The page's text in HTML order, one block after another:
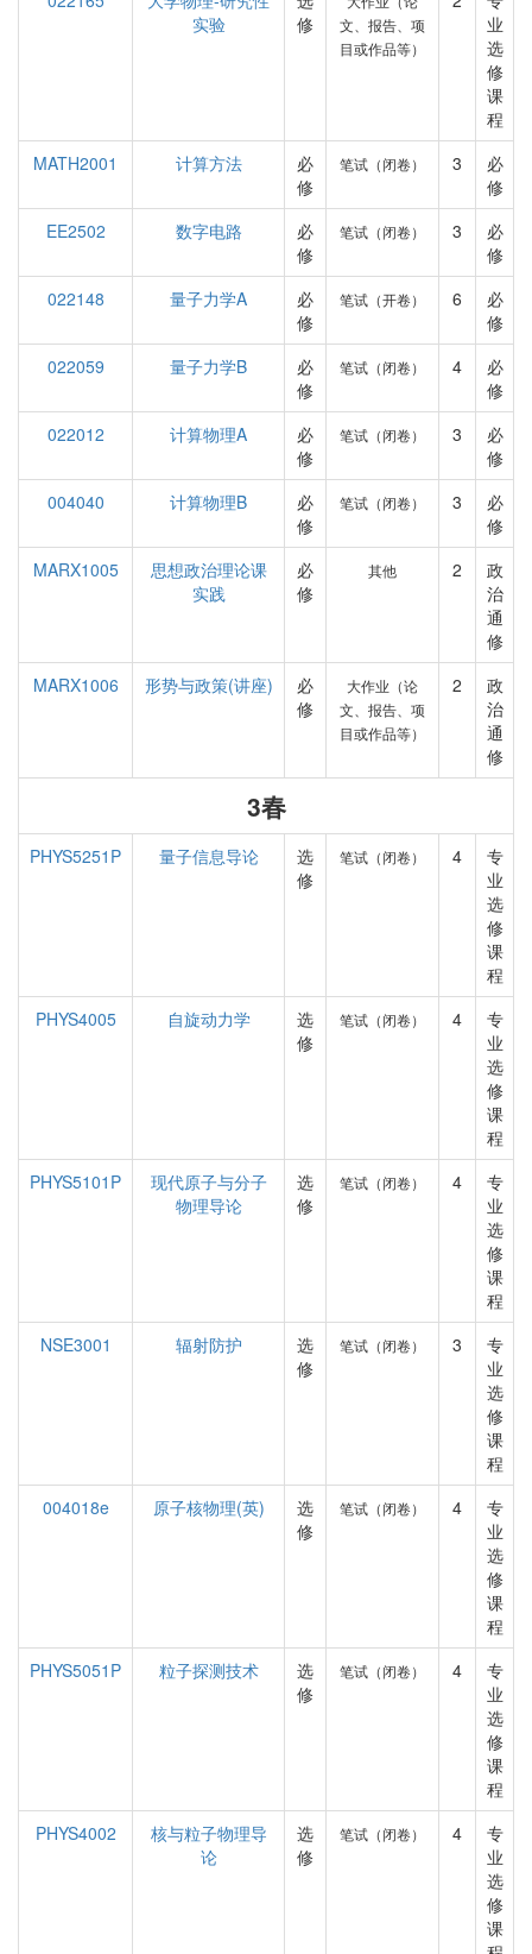
实验
修
文、报告、项
目或作品等）
业
选
修
课
程
MATH2001
计算方法
必
修
笔试（闭卷） 3
必
修
EE2502
数字电路
必
修
笔试（闭卷） 3
必
修
022148
量子力学A
必
修
笔试（开卷） 6
必
修
022059
量子力学B
必
修
笔试（闭卷） 4
必
修
022012
计算物理A
必
修
笔试（闭卷） 3
必
修
004040
计算物理B
必
修
笔试（闭卷） 3
必
修
MARX1005
思想政治理论课
实践
必
修
其他 2
政
治
通
修
MARX1006
形势与政策(讲座)
必
修
大作业（论
文、报告、项
目或作品等）
2
政
治
通
修
3春
PHYS5251P 量子信息导论
选
修
笔试（闭卷） 4
专
业
选
修
课
程
PHYS4005
自旋动力学
选
修
笔试（闭卷） 4
专
业
选
修
课
程
PHYS5101P
现代原子与分子
物理导论
选
修
笔试（闭卷） 4
专
业
选
修
课
程
NSE3001
辐射防护
选
修
笔试（闭卷） 3
专
业
选
修
课
程
004018e
原子核物理(英)
选
修
笔试（闭卷） 4
专
业
选
修
课
程
PHYS5051P
粒子探测技术
选
修
笔试（闭卷） 4
专
业
选
修
课
程
PHYS4002
核与粒子物理导
论
选
修
笔试（闭卷） 4
专
业
选
修
课